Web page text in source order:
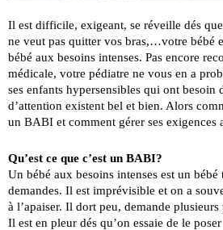
Il est difficile, exigeant, se réveille dés
ne veut pas quitter vos bras,…votre bébé
bébé aux besoins intenses. Pas encore
médicale, votre pédiatre ne vous en a
ses enfants hypersensibles qui ont besoin
d’attention existent bel et bien. Alors
un BABI et comment gérer ses exigences
Qu’est ce que c’est un BABI?
Un bébé aux besoins intenses est un bébé
demandes. Il est imprévisible et on a
à l’apaiser. Il dort peu, demande
Il est en pleur dés qu’on essaie de le